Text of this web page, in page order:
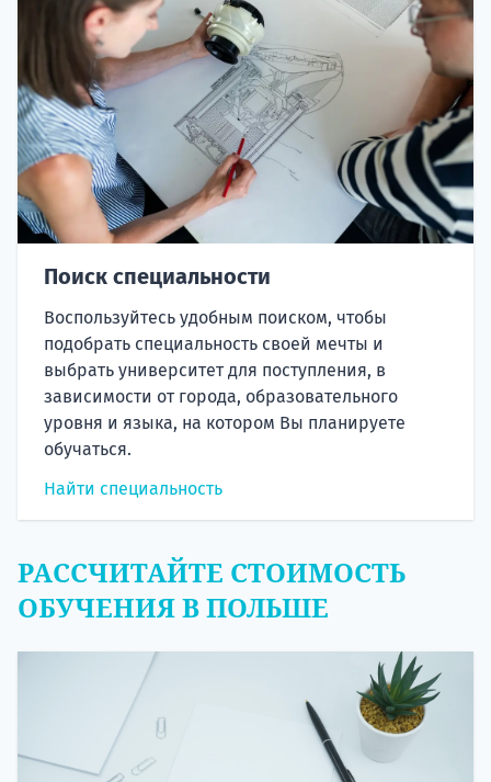
Поиск специальности
Воспользуйтесь удобным поиском, чтобы
подобрать специальность своей мечты и
выбрать университет для поступления, в
зависимости от города, образовательного
уровня и языка, на котором Вы планируете
обучаться.
Найти специальность
РАССЧИТАЙТЕ СТОИМОСТЬ
ОБУЧЕНИЯ В ПОЛЬШЕ